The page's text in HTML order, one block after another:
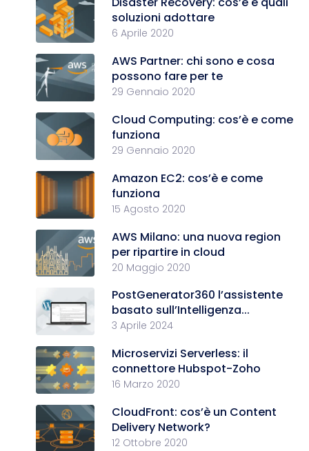
soluzioni adottare
6 Aprile 2020
AWS Partner: chi sono e cosa
possono fare per te
29 Gennaio 2020
Cloud Computing: cos’è e come
funziona
29 Gennaio 2020
Amazon EC2: cos’è e come
funziona
15 Agosto 2020
AWS Milano: una nuova region
per ripartire in cloud
20 Maggio 2020
PostGenerator360 l’assistente
basato sull’Intelligenza...
3 Aprile 2024
Microservizi Serverless: il
connettore Hubspot-Zoho
16 Marzo 2020
CloudFront: cos’è un Content
Delivery Network?
12 Ottobre 2020